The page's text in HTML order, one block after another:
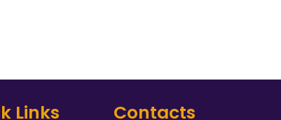
Links Contacts